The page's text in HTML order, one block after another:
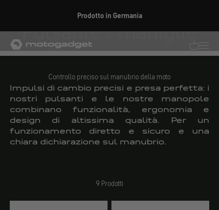
Prodotto in Germania
motogadget GmbH
Pulsante / maniglie
Controllo preciso sul manubrio della moto
Impulsi di cambio precisi e presa perfetta: i
nostri pulsanti e le nostre manopole
combinano funzionalità, ergonomia e
design di altissima qualità. Per un
funzionamento diretto e sicuro e una
chiara dichiarazione sul manubrio.
9 Prodotti